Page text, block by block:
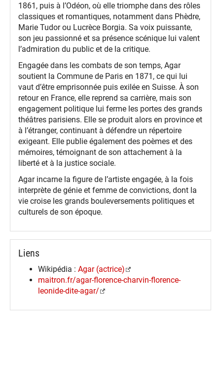
1861, puis à l’Odéon, où elle triomphe dans des rôles
classiques et romantiques, notamment dans Phèdre,
Marie Tudor ou Lucrèce Borgia. Sa voix puissante,
son jeu passionné et sa présence scénique lui valent
l’admiration du public et de la critique.
Engagée dans les combats de son temps, Agar
soutient la Commune de Paris en 1871, ce qui lui
vaut d’être emprisonnée puis exilée en Suisse. À son
retour en France, elle reprend sa carrière, mais son
engagement politique lui ferme les portes des grands
théâtres parisiens. Elle se produit alors en province et
à l’étranger, continuant à défendre un répertoire
exigeant. Elle publie également des poèmes et des
mémoires, témoignant de son attachement à la
liberté et à la justice sociale.
Agar incarne la figure de l’artiste engagée, à la fois
interprète de génie et femme de convictions, dont la
vie croise les grands bouleversements politiques et
culturels de son époque.
Liens
Wikipédia : Agar (actrice)
maitron.fr/agar-florence-charvin-florence-
leonide-dite-agar/